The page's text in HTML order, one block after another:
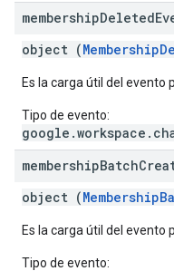
membershipDeleted
object (
Es la carga útil del evento
Tipo de evento:
membershipBatch
object (
Es la carga útil del evento
Tipo de evento: